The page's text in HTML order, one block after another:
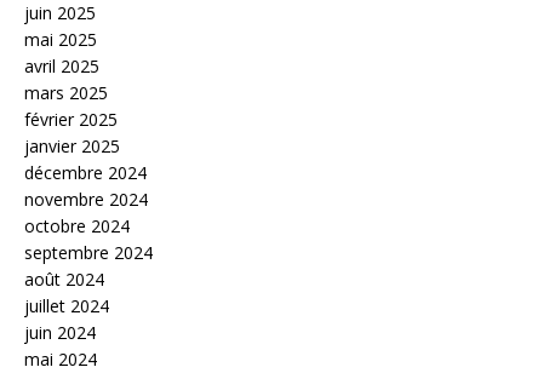
juin 2025
mai 2025
avril 2025
mars 2025
février 2025
janvier 2025
décembre 2024
novembre 2024
octobre 2024
septembre 2024
août 2024
juillet 2024
juin 2024
mai 2024